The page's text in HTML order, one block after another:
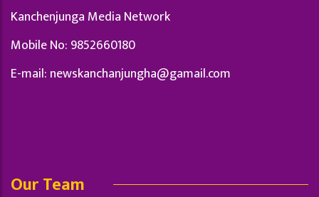
Kanchenjunga Media Network
Mobile No: 9852660180
E-mail: newskanchanjungha@gamail.com
Our Team